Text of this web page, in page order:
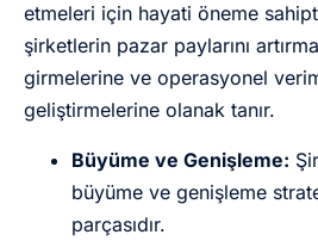
etmeleri için hayati öneme
şirketlerin pazar paylarını
girmelerine ve operasyonel
geliştirmelerine olanak tanır.
Büyüme ve Genişleme:
büyüme ve genişleme
parçasıdır.